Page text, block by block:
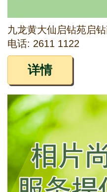
九龙黄大仙启钻苑启
电话: 2611 1122
详情